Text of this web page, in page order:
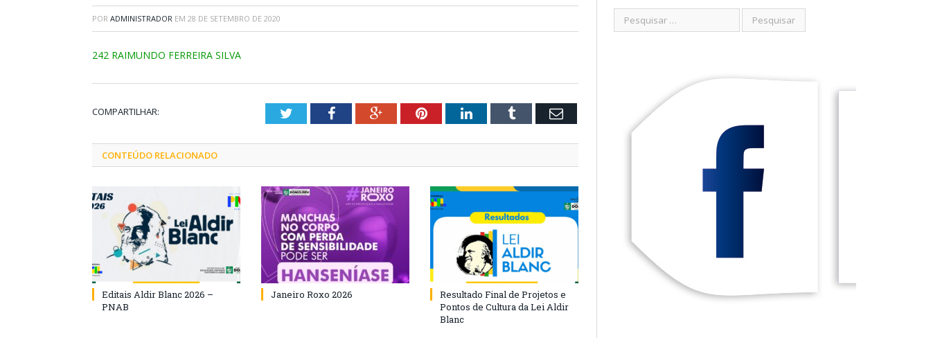
POR ADMINISTRADOR EM 28 DE SETEMBRO DE 2020
242 RAIMUNDO FERREIRA SILVA
COMPARTILHAR: TwitterFacebookGoogle+PinterestLinkedInTumblr Email
CONTEÚDO RELACIONADO
Editais Aldir Blanc 2026 –
PNAB
Janeiro Roxo 2026
Resultado Final de Projetos e
Pontos de Cultura da Lei Aldir
Blanc